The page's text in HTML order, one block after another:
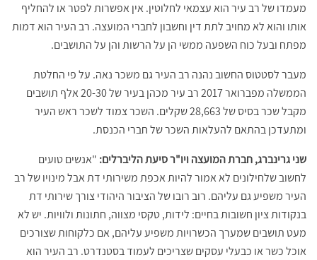
מעמדו של רב עיר הוא עצמאי לחלוטין. אין אפשרות לפטר או להחליף
אותו והוא לא מחויב לתת דין וחשבון לחברי המועצה. רב העיר הוא דמות
מפתח ובעל כוח השפעה ממשי הן על הרשות והן על התושבים.
מעבר לסטטוס החשוב נהנה רב העיר גם משכר נאה. על פי החלטת
הממשלה מפברואר 2017 רב עיר מכהן בעיר של 20-30 אלף תושבים
מקבל שכר בסיס של 28,663 שקלים. השכר צמוד לשכר ראש העיר
ומתעדכן בהתאם להעלאות השכר של חברי הכנסת.
שני גרינברג, חברת המועצה ויו"ר סיעת הליברלים: "אנשים טועים
לחשוב שלחילונים לא אמור להיות אכפת משירותי דת אבל מינויו של רב
העיר משפיע גם עליהם. רוב רובו של הציבור היהודי צורך שירותי דת
בנקודות ציון חשובות בחיים: לידות, טקסי מצווה, חתונות ולוויות. יש לא
מעט תושבים שמערך הכשרויות משפיע עליהם, אם כלקוחות שצורכים
אוכל כשר או כבעלי עסקים שצריכים לעמוד בסטנדרט. רב העיר הוא